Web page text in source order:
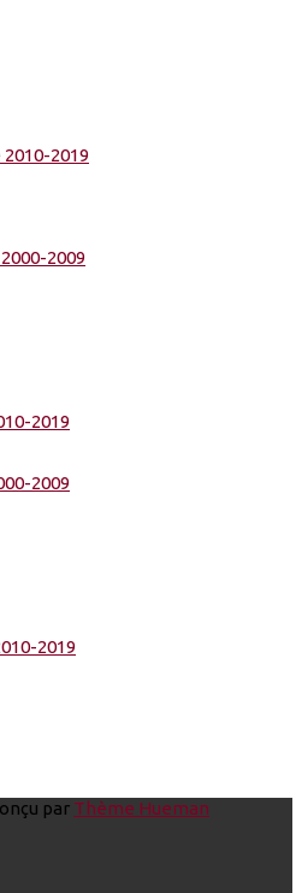
2019
2009
2019
2009
2019
par Thème Hueman